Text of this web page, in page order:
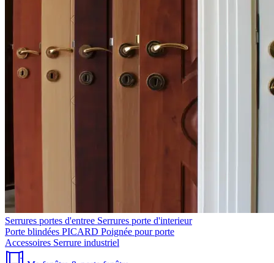
Serrures portes d'entree Serrures porte d'interieur
Porte blindées PICARD Poignée pour porte
Accessoires Serrure industriel